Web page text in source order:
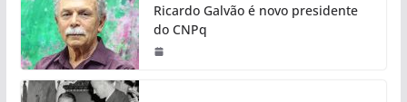
Ricardo Galvão é novo presidente
do CNPq